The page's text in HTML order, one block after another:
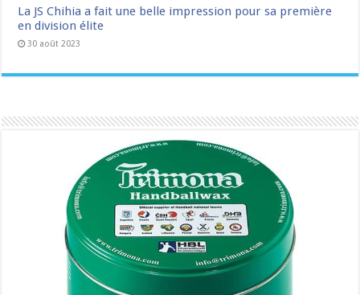
La JS Chihia a fait une belle impression pour sa première
en division élite
30 août 2023